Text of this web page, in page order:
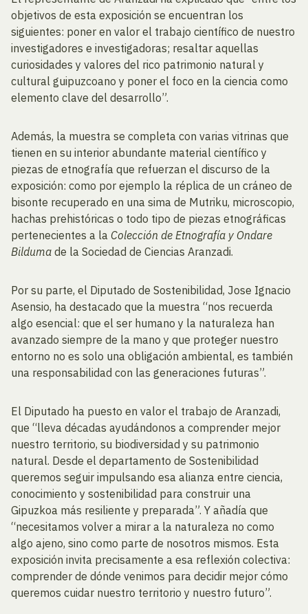
objetivos de esta exposición se encuentran los
siguientes: poner en valor el trabajo científico de nuestro
investigadores e investigadoras; resaltar aquellas
curiosidades y valores del rico patrimonio natural y
cultural guipuzcoano y poner el foco en la ciencia como
elemento clave del desarrollo”.
Además, la muestra se completa con varias vitrinas que
tienen en su interior abundante material científico y
piezas de etnografía que refuerzan el discurso de la
exposición: como por ejemplo la réplica de un cráneo de
bisonte recuperado en una sima de Mutriku, microscopio,
hachas prehistóricas o todo tipo de piezas etnográficas
pertenecientes a la Colección de Etnografía y Ondare
Bilduma de la Sociedad de Ciencias Aranzadi.
Por su parte, el Diputado de Sostenibilidad, Jose Ignacio
Asensio, ha destacado que la muestra “nos recuerda
algo esencial: que el ser humano y la naturaleza han
avanzado siempre de la mano y que proteger nuestro
entorno no es solo una obligación ambiental, es también
una responsabilidad con las generaciones futuras”.
El Diputado ha puesto en valor el trabajo de Aranzadi,
que “lleva décadas ayudándonos a comprender mejor
nuestro territorio, su biodiversidad y su patrimonio
natural. Desde el departamento de Sostenibilidad
queremos seguir impulsando esa alianza entre ciencia,
conocimiento y sostenibilidad para construir una
Gipuzkoa más resiliente y preparada”. Y añadía que
“necesitamos volver a mirar a la naturaleza no como
algo ajeno, sino como parte de nosotros mismos. Esta
exposición invita precisamente a esa reflexión colectiva:
comprender de dónde venimos para decidir mejor cómo
queremos cuidar nuestro territorio y nuestro futuro”.